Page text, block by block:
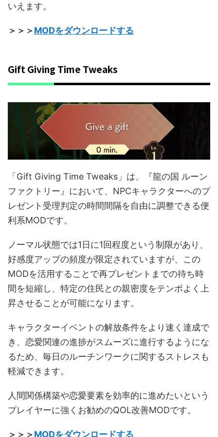
いえます。
＞＞＞MODをダウンロードする
Gift Giving Time Tweaks
「Gift Giving Time Tweaks」は、『龍の国 ルーン
ファクトリー』において、NPCキャラクターへのプ
レゼント受理判定の時間間隔を自由に調整できる便
利系MODです。
ノーマル状態では1日に1回程度という制限があり、
好感度アップの頻度が限定されていますが、この
MODを活用することで再プレゼントまでの待ち時
間を短縮し、特定の住民との親密度をテンポよく上
昇させることが可能になります。
キャラクターイベントの解放条件をより速く達成で
き、恋愛関連の進捗がスムーズに進行するようにな
るため、毎日のルーチンワークに関するストレスも
軽減できます。
人間関係構築や恋愛要素を効率的に進めたいという
プレイヤーに強くお勧めのQOL改善MODです。
＞＞＞MODをダウンロードする